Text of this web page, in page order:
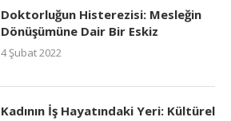
Doktorluğun Histerezisi: Mesleğin
Dönüşümüne Dair Bir Eskiz
4 Şubat 2022
Kadının İş Hayatındaki Yeri: Kültürel